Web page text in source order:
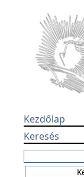
Kezdőlap
Keresés